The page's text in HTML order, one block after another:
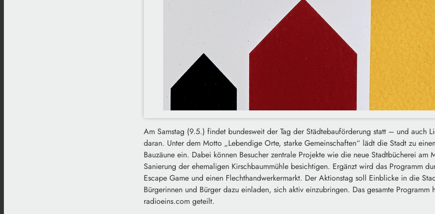
Am Samstag (9.5.) findet bundesweit der Tag der Städtebauförderung statt – und auch
daran. Unter dem Motto „Lebendige Orte, starke Gemeinschaften“ lädt die Stadt zu
Bauzäune ein. Dabei können Besucher zentrale Projekte wie die neue Stadtbücherei am
Sanierung der ehemaligen Kirschbaummühle besichtigen. Ergänzt wird das Programm
Escape Game und einen Flechthandwerkermarkt. Der Aktionstag soll Einblicke in die
Bürgerinnen und Bürger dazu einladen, sich aktiv einzubringen. Das gesamte Programm
radioeins.com geteilt.